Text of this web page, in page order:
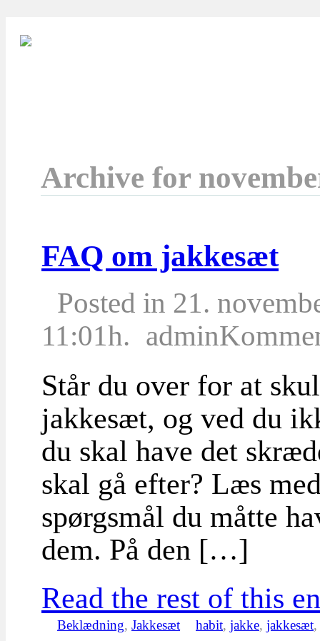
Archive for
FAQ om jakkesæt
Posted in 21.
11:01h. admin
Står du over for at
jakkesæt, og ved du
du skal have det
skal gå efter? Læs
spørgsmål du måtte
dem. På den […]
Read the rest of this
Beklædning, Jakkesæt habit, jakke, jakkesæt,